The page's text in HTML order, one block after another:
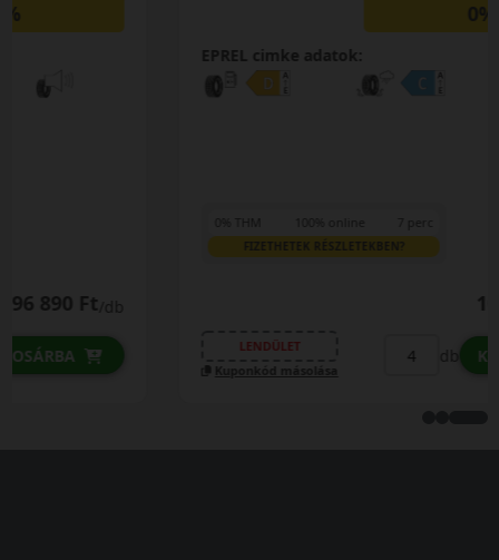
EPREL cimke adatok:
FIZETHETEK RÉSZLETEKBEN?
LENDÜLET
Kuponkód másolása
db